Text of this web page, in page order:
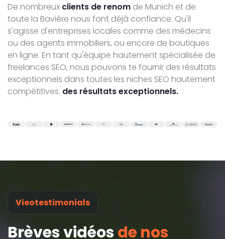
De nombreux clients de renom de Munich et de
toute la Bavière nous font déjà confiance. Qu'il
s'agisse d'entreprises locales comme des médecins
ou des agents immobiliers, ou encore de boutiques
en ligne. En tant qu'équipe hautement spécialisée de
freelances SEO, nous pouvons te fournir des résultats
exceptionnels dans toutes les niches SEO hautement
compétitives. des résultats exceptionnels.
Vieotestimonials
Brèves vidéosde nos